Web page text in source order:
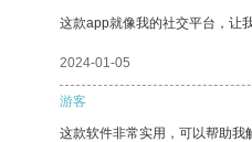
这款app就像我的社交平台，让
2024-01-05
游客
这款软件非常实用，可以帮助我